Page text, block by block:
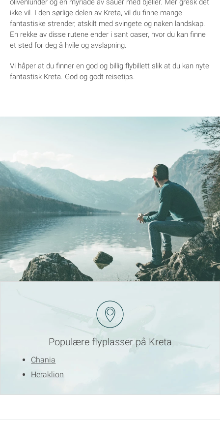
olivenlunder og en myriade av sauer med bjeller. Mer gresk det
ikke vil. I den sørlige delen av Kreta, vil du finne mange
fantastiske strender, atskilt med svingete og naken landskap.
En rekke av disse rutene ender i sant oaser, hvor du kan finne
et sted for deg å hvile og avslapning.
Vi håper at du finner en god og billig flybillett slik at du kan nyte
fantastisk Kreta. God og godt reisetips.
Populære flyplasser på Kreta
Chania
Heraklion